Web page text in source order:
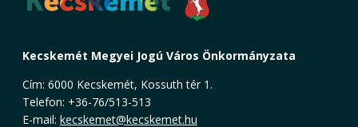
Kecskemét Megyei Jogú Város Önkormányzata
Cím: 6000 Kecskemét, Kossuth tér 1.
Telefon: +36-76/513-513
E-mail: kecskemet@kecskemet.hu